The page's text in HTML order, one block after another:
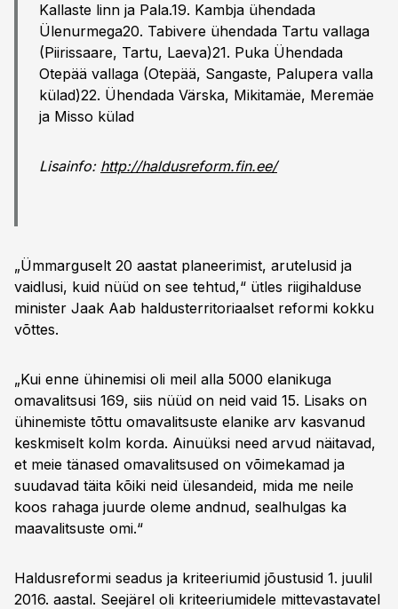
Kallaste linn ja Pala.19. Kambja ühendada
Ülenurmega20. Tabivere ühendada Tartu vallaga
(Piirissaare, Tartu, Laeva)21. Puka Ühendada
Otepää vallaga (Otepää, Sangaste, Palupera valla
külad)22. Ühendada Värska, Mikitamäe, Meremäe
ja Misso külad
Lisainfo: http://haldusreform.fin.ee/
„Ümmarguselt 20 aastat planeerimist, arutelusid ja
vaidlusi, kuid nüüd on see tehtud,“ ütles riigihalduse
minister Jaak Aab haldusterritoriaalset reformi kokku
võttes.
„Kui enne ühinemisi oli meil alla 5000 elanikuga
omavalitsusi 169, siis nüüd on neid vaid 15. Lisaks on
ühinemiste tõttu omavalitsuste elanike arv kasvanud
keskmiselt kolm korda. Ainuüksi need arvud näitavad,
et meie tänased omavalitsused on võimekamad ja
suudavad täita kõiki neid ülesandeid, mida me neile
koos rahaga juurde oleme andnud, sealhulgas ka
maavalitsuste omi.“
Haldusreformi seadus ja kriteeriumid jõustusid 1. juulil
2016. aastal. Seejärel oli kriteeriumidele mittevastavatel